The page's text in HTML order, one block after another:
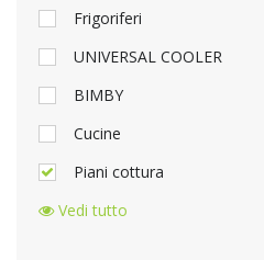
Frigoriferi
UNIVERSAL COOLER
BIMBY
Cucine
Piani cottura
Vedi tutto